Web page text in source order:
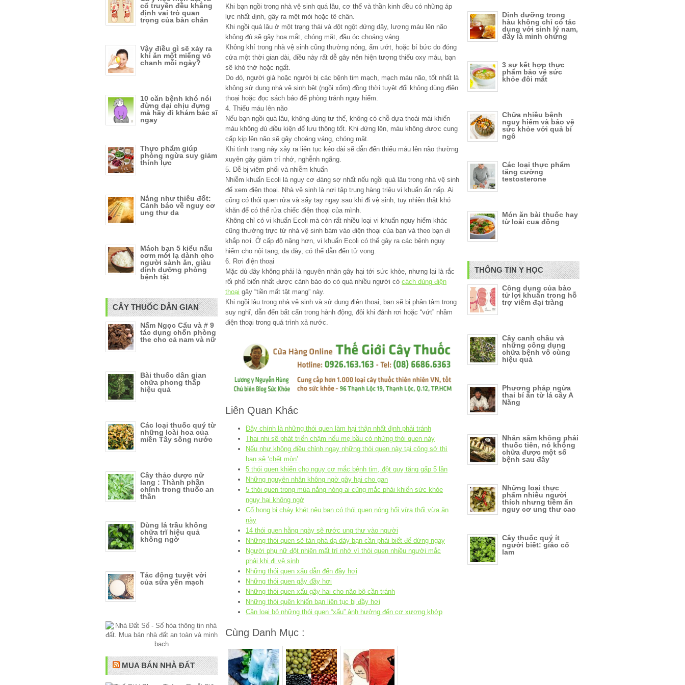
Khi bạn ngồi trong nhà vệ sinh quá lâu, cơ thể và thần kinh đều có những áp
lực nhất định, gây ra mệt mỏi hoặc tê chân.
Khi ngồi quá lâu ở một trạng thái và đột ngột đứng dậy, lượng máu lên não
không đủ sẽ gây hoa mắt, chóng mặt, đầu óc choáng váng.
Không khí trong nhà vệ sinh cũng thường nóng, ẩm ướt, hoặc bí bức do đóng
cửa một thời gian dài, điều này rất dễ gây nên hiện tượng thiếu oxy máu, bạn
sẽ khó thở hoặc ngất.
Do đó, người già hoặc người bị các bệnh tim mạch, mạch máu não, tốt nhất là
không sử dụng nhà vệ sinh bệt (ngồi xổm) đồng thời tuyệt đối không dùng điện
thoại hoặc đọc sách báo để phòng tránh nguy hiểm.
4. Thiếu máu lên não
Nếu bạn ngồi quá lâu, không đúng tư thế, không có chỗ dựa thoải mái khiến
máu không đủ điều kiện để lưu thông tốt. Khi đứng lên, máu không được cung
cấp kịp lên não sẽ gây choáng váng, chóng mặt.
Khi tình trạng này xảy ra liên tục kéo dài sẽ dẫn đến thiếu máu lên não thường
xuyên gây giảm trí nhớ, nghễnh ngãng.
5. Dễ bị viêm phổi và nhiễm khuẩn
Nhiễm khuẩn Ecoli là nguy cơ đáng sợ nhất nếu ngồi quá lâu trong nhà vệ sinh
để xem điện thoại. Nhà vệ sinh là nơi tập trung hàng triệu vi khuẩn ẩn nấp. Ai
cũng có thói quen rửa và sấy tay ngay sau khi đi vệ sinh, tuy nhiên thật khó
khăn để có thể rửa chiếc điện thoại của mình.
Không chỉ có vi khuẩn Ecoli mà còn rất nhiều loại vi khuẩn nguy hiểm khác
cũng thường trực từ nhà vệ sinh bám vào điện thoại của bạn và theo bạn đi
khắp nơi. Ở cấp độ nặng hơn, vi khuẩn Ecoli có thể gây ra các bệnh nguy
hiểm cho nội tạng, dạ dày, có thể dẫn đến tử vong.
6. Rơi điện thoại
Mặc dù đây không phải là nguyên nhân gây hại tới sức khỏe, nhưng lại là rắc
rối phổ biến nhất được cảnh báo do có quá nhiều người có cách dùng điện
thoại gây “tiền mất tật mang” này.
Khi ngồi lâu trong nhà vệ sinh và sử dụng điện thoại, bạn sẽ bị phân tâm trong
suy nghĩ, dẫn đến bất cẩn trong hành động, đôi khi đánh rơi hoặc “vứt” nhầm
điện thoại trong quá trình xả nước.
Liên Quan Khác
Đây chính là những thói quen làm hại thận nhất định phải tránh
Thai nhi sẽ phát triển chậm nếu mẹ bầu có những thói quen này
Nếu như không điều chỉnh ngay những thói quen này tại công sở thì
bạn sẽ ‘chết mòn’
5 thói quen khiến cho nguy cơ mắc bệnh tim, đột quỵ tăng gấp 5 lần
Những nguyên nhân không ngờ gây hại cho gan
5 thói quen trong mùa nắng nóng ai cũng mắc phải khiến sức khỏe
nguy hại không ngờ
Cổ họng bị cháy khét nêu bạn có thói quen nóng hổi vừa thổi vừa ăn
này
14 thói quen hằng ngày sẽ rước ung thư vào người
Những thói quen sẽ tàn phá dạ dày bạn cần phải biết để dừng ngay
Người phụ nữ đột nhiên mất trí nhớ vì thói quen nhiều người mắc
phải khi đi vệ sinh
Những thói quen xấu dẫn đến đầy hơi
Những thói quen gây đầy hơi
Những thói quen xấu gây hại cho não bộ cần tránh
Những thói quên khiến bạn liên tục bị đầy hơi
Cần loại bỏ những thói quen “xấu” ảnh hưởng đến cơ xương khớp
Cùng Danh Mục :
cổ truyền đều khẳng
định vai trò quan
trọng của bàn chân
Vậy điều gì sẽ xảy ra
khi ăn một miếng vỏ
chanh mỗi ngày?
10 căn bệnh khó nói
đừng dại chịu đựng
mà hãy đi khám bác sĩ
ngay
Thực phẩm giúp
phòng ngừa suy giảm
thính lực
Nắng như thiêu đốt:
Cảnh báo về nguy cơ
ung thư da
Mách bạn 5 kiểu nấu
cơm mới lạ dành cho
người sành ăn, giàu
dinh dưỡng phòng
bệnh tật
CÂY THUỐC DÂN GIAN
Nấm Ngọc Cẩu và # 9
tác dụng chốn phòng
the cho cả nam và nữ
Bài thuốc dân gian
chữa phong thấp
hiệu quả
Các loại thuốc quý từ
những loài hoa của
miền Tây sông nước
Cây thảo dược nữ
lang : Thành phần
chính trong thuốc an
thần
Dùng lá trầu không
chữa trĩ hiệu quả
không ngờ
Tác động tuyệt vời
của sữa yến mạch
MUA BÁN NHÀ ĐẤT
Dinh dưỡng trong
hàu không chỉ có tác
dụng với sinh lý nam,
đây là minh chứng
3 sự kết hợp thực
phẩm bảo vệ sức
khỏe đôi mắt
Chữa nhiều bệnh
nguy hiểm và bảo vệ
sức khỏe với quả bí
ngô
Các loại thực phẩm
tăng cường
testosterone
Món ăn bài thuốc hay
từ loài cua đồng
THÔNG TIN Y HỌC
Công dụng của bào
tử lợi khuẩn trong hỗ
trợ viêm đại tràng
Cây canh châu và
những công dụng
chữa bệnh vô cùng
hiệu quả
Phương pháp ngừa
thai bí ẩn từ lá cây A
Năng
Nhân sâm không phải
thuốc tiên, nó không
chữa được một số
bệnh sau đây
Những loại thực
phẩm nhiều người
thích nhưng tiềm ẩn
nguy cơ ung thư cao
Cây thuốc quý ít
người biết: giảo cổ
lam